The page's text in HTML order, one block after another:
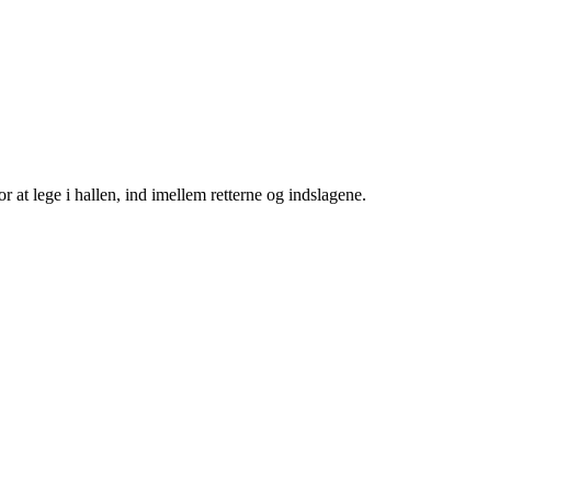
at lege i hallen, ind imellem retterne og indslagene.